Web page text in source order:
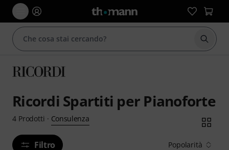
Ricordi Spartiti per Pianoforte
4 Prodotti · Consulenza
Filtro Popolarità